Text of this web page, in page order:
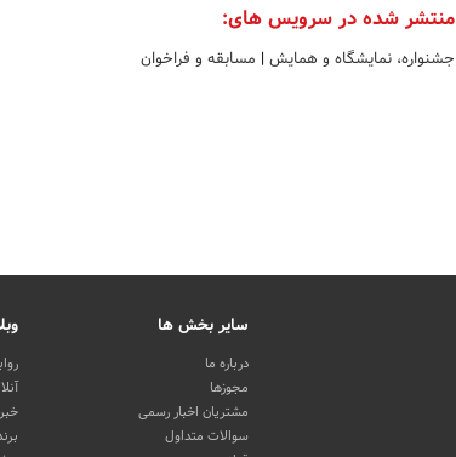
منتشر شده در سرویس های:
جشنواره، نمایشگاه و همایش | مسابقه و فراخوان
سایر بخش ها
درباره ما
مجوزها
مشتریان اخبار رسمی
سوالات متداول